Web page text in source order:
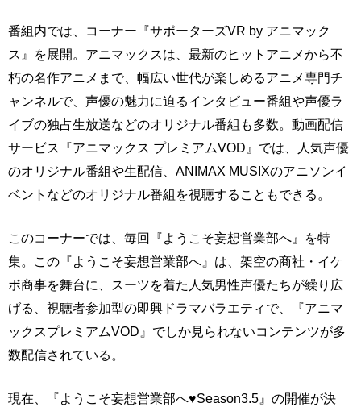
番組内では、コーナー『サポーターズVR by アニマック
ス』を展開。アニマックスは、最新のヒットアニメから不
朽の名作アニメまで、幅広い世代が楽しめるアニメ専門チ
ャンネルで、声優の魅力に迫るインタビュー番組や声優ラ
イブの独占生放送などのオリジナル番組も多数。動画配信
サービス『アニマックス プレミアムVOD』では、人気声優
のオリジナル番組や生配信、ANIMAX MUSIXのアニソンイ
ベントなどのオリジナル番組を視聴することもできる。
このコーナーでは、毎回『ようこそ妄想営業部へ』を特
集。この『ようこそ妄想営業部へ』は、架空の商社・イケ
ボ商事を舞台に、スーツを着た人気男性声優たちが繰り広
げる、視聴者参加型の即興ドラマバラエティで、『アニマ
ックスプレミアムVOD』でしか見られないコンテンツが多
数配信されている。
現在、『ようこそ妄想営業部へ♥Season3.5』の開催が決